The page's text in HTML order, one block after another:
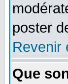
poster
Revenir
Que